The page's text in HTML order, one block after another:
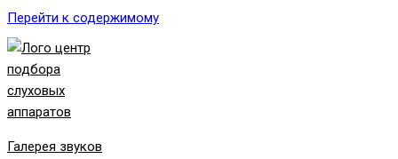
Перейти к содержимому
Галерея звуков